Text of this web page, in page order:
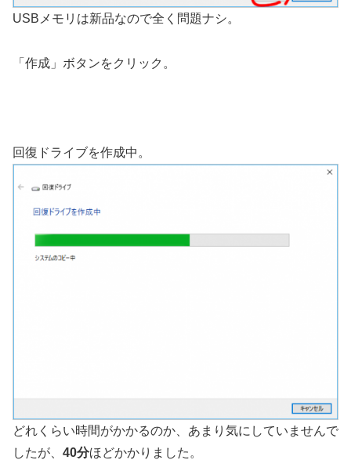
USBメモリは新品なので全く問題ナシ。
「作成」ボタンをクリック。
回復ドライブを作成中。
どれくらい時間がかかるのか、あまり気にしていませんで
したが、 40分ほどかかりました。